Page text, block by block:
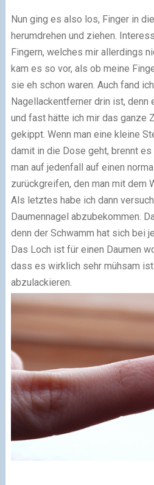
Nun ging es also los, Finger in
herumdrehen und ziehen.
Fingern, welches mir allerdings
kam es so vor, als ob meine
sie eh schon waren. Auch fand
Nagellackentferner drin ist, denn
und fast hätte ich mir das ganze
gekippt. Wenn man eine kleine
damit in die Dose geht, brennt
man auf jedenfall auf einen
zurückgreifen, den man mit dem
Als letztes habe ich dann
Daumennagel abzubekommen.
denn der Schwamm hat sich bei
Das Loch ist für einen Daumen
dass es wirklich sehr mühsam
abzulackieren.